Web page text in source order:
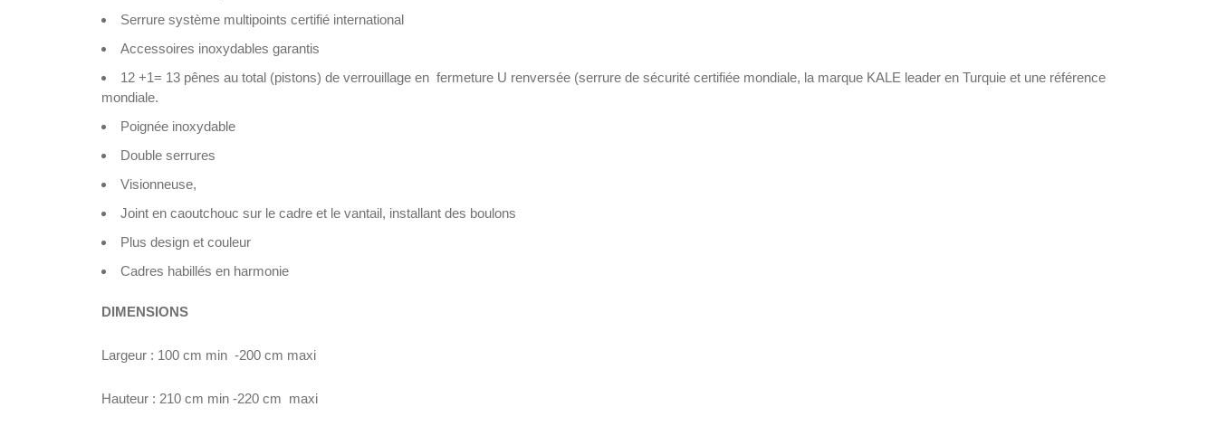
Serrure système multipoints certifié international
Accessoires inoxydables garantis
12 +1= 13 pênes au total (pistons) de verrouillage en fermeture U renversée (serrure de sécurité certifiée mondiale, la marque KALE leader en Turquie et une référence
mondiale.
Poignée inoxydable
Double serrures
Visionneuse,
Joint en caoutchouc sur le cadre et le vantail, installant des boulons
Plus design et couleur
Cadres habillés en harmonie
DIMENSIONS
Largeur : 100 cm min -200 cm maxi
Hauteur : 210 cm min -220 cm maxi